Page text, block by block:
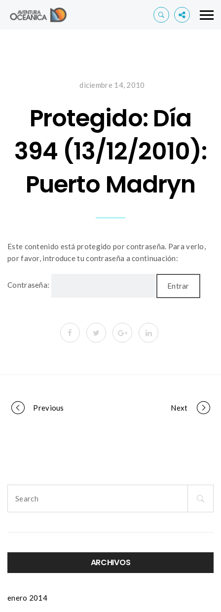
diciembre 14, 2010
Protegido: Día
394 (13/12/2010):
Puerto Madryn
Este contenido está protegido por contraseña. Para verlo,
por favor, introduce tu contraseña a continuación:
Contraseña:
Portfolio
Previous Next
for:
ARCHIVOS
enero 2014